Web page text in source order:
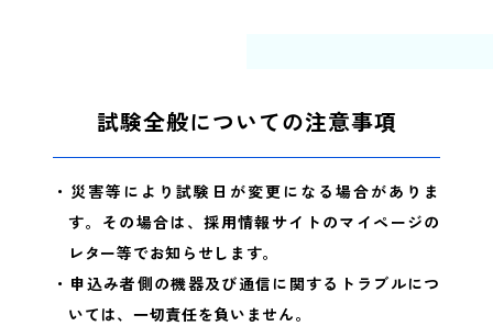
試験全般についての注意事項
・災害等により試験日が変更になる場合がありま
す。その場合は、採用情報サイトのマイページの
レター等でお知らせします。
・申込み者側の機器及び通信に関するトラブルにつ
いては、一切責任を負いません。